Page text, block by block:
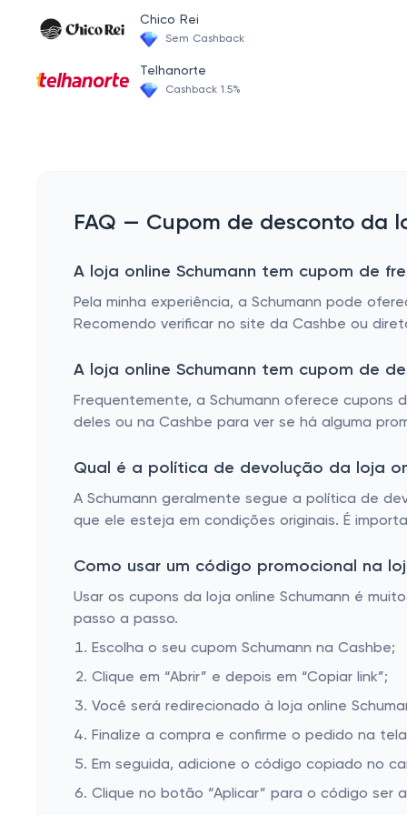
Torradeira.
Máquina de Cupcake.
Máquina de Costura.
Fritadeira Elétrica.
Assador e Churrasqueira.
Moedor de Carne.
Omeleteira e Panquequeira.
Cilindro de Massa.
Chico Rei
Sem Cashback
Telhanorte
Cashback 1.5%
FAQ — Cupom de desconto da
A loja online Schumann tem cupom de
Pela minha experiência, a Schumann pode
Recomendo verificar no site da Cashbe ou
A loja online Schumann tem cupom de
Frequentemente, a Schumann oferece
deles ou na Cashbe para ver se há alguma
Qual é a política de devolução da loja
A Schumann geralmente segue a política de
que ele esteja em condições originais. É
Como usar um código promocional na
Usar os cupons da loja online Schumann é
passo a passo.
Escolha o seu cupom Schumann na Cashbe;
Clique em “Abrir” e depois em “Copiar link”;
Você será redirecionado à loja online
Finalize a compra e confirme o pedido na
Em seguida, adicione o código copiado no
Clique no botão “Aplicar” para o código ser